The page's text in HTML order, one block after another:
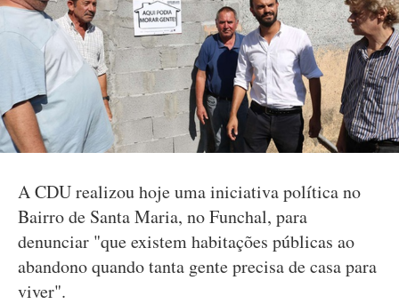
A CDU realizou hoje uma iniciativa política no
Bairro de Santa Maria, no Funchal, para
denunciar "que existem habitações públicas ao
abandono quando tanta gente precisa de casa para
viver".